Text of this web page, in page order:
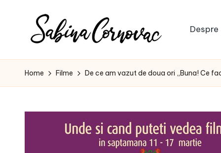
S
a
creator
de
de
Home Filme De ce am vazut de doua ori „Buna! Ce